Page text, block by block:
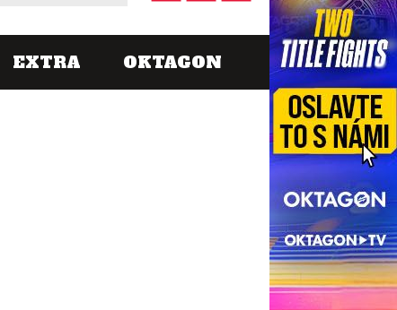
EXTRA OKTAGON